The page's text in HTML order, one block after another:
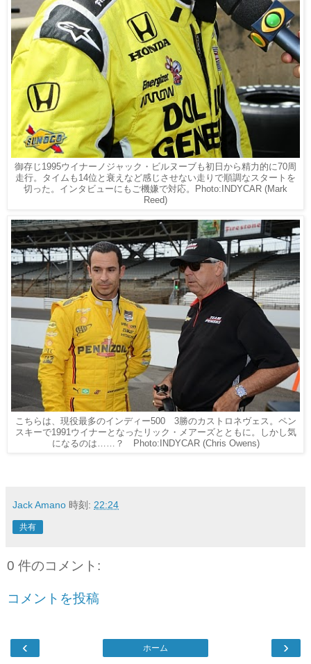
御存じ1995ウイナーノジャック・ビルヌーブも初日から精力的に70周
走行。タイムも14位と衰えなど感じさせない走りで順調なスタートを
切った。インタビューにもご機嫌で対応。Photo:INDYCAR (Mark
Reed)
こちらは、現役最多のインディー500 3勝のカストロネヴェス。ペン
スキーで1991ウイナーとなったリック・メアーズとともに。しかし気
になるのは……？ Photo:INDYCAR (Chris Owens)
Jack Amano 時刻: 22:24
共有
0 件のコメント:
コメントを投稿
‹ ›
ホーム